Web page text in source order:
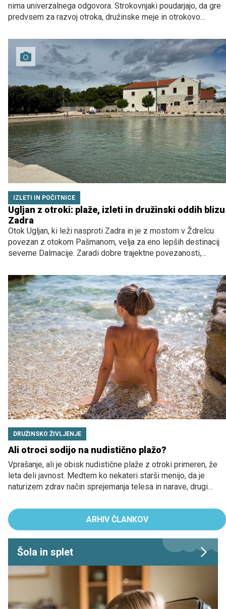
nima univerzalnega odgovora. Strokovnjaki poudarjajo, da gre
predvsem za razvoj otroka, družinske meje in otrokovo
IZLETI IN POČITNICE
Ugljan z otroki: plaže, izleti in družinski oddih blizu
Zadra
Otok Ugljan, ki leži nasproti Zadra in je z mostom v Ždrelcu
povezan z otokom Pašmanom, velja za eno lepših destinacij
severne Dalmacije. Zaradi dobre trajektne povezanosti,
raznolikih krajev je priljubljena izbira za družine.
DRUŽINSKO ŽIVLJENJE
Ali otroci sodijo na nudistično plažo?
Vprašanje, ali je obisk nudistične plaže z otroki primeren, že
leta deli javnost. Medtem ko nekateri starši menijo, da je
naturizem zdrav način sprejemanja telesa in narave, drugi
psihološke vplive na otroke.
ARHIV ČLANKOV
Šola in splet